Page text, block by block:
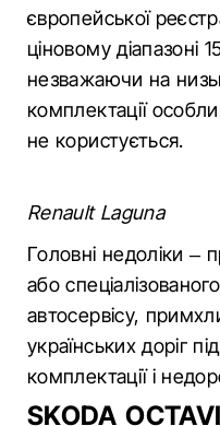
європейської
ціновому діапазоні
незважаючи на
комплектації
не користується.
Renault Laguna
Головні недоліки –
або
автосервісу,
українських доріг
комплектації і
SKODA